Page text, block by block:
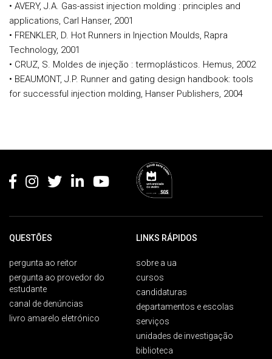
• AVERY, J.A. Gas-assist injection molding : principles and
applications, Carl Hanser, 2001
• FRENKLER, D. Hot Runners in Injection Moulds, Rapra
Technology, 2001
• CRUZ, S. Moldes de injeção : termoplásticos. Hemus, 2002
• BEAUMONT, J.P. Runner and gating design handbook: tools
for successful injection molding, Hanser Publishers, 2004
QUESTÕES
pergunta ao reitor
pergunta ao provedor do
estudante
canal de denúncias
livro amarelo eletrónico
LINKS RÁPIDOS
sobre a ua
cursos
candidaturas
departamentos e escolas
serviços
unidades de investigação
biblioteca